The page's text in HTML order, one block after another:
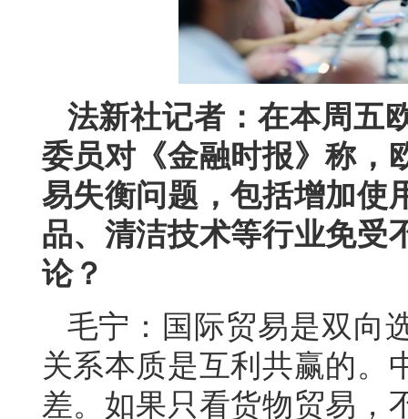
法新社记者：在本周五
委员对《金融时报》称，
易失衡问题，包括增加使
品、清洁技术等行业免受
论？
毛宁：国际贸易是双向
关系本质是互利共赢的。
差。如果只看货物贸易，